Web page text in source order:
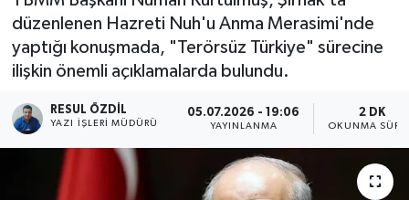
düzenlenen Hazreti Nuh'u Anma Merasimi'nde
yaptığı konuşmada, "Terörsüz Türkiye" sürecine
ilişkin önemli açıklamalarda bulundu.
RESUL ÖZDIL
YAZI İŞLERI MÜDÜRÜ
05.07.2026 - 19:06
YAYINLANMA
2 DK
OKUNMA